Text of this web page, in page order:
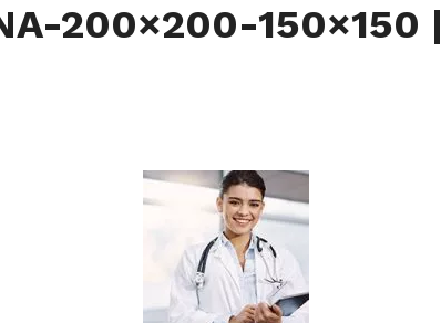
200×200-150×150 |